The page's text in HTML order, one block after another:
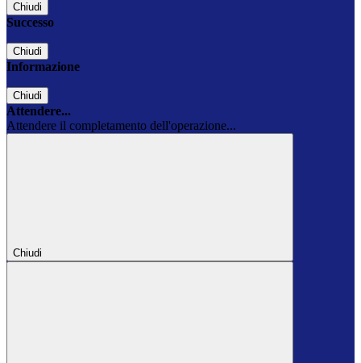
Chiudi
Successo
Chiudi
Informazione
Chiudi
Attendere...
Attendere il completamento dell'operazione...
Chiudi